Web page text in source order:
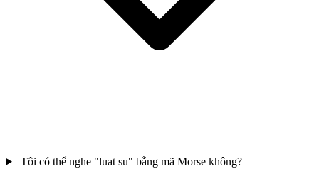
Tôi có thể nghe "luat su" bằng mã Morse không?